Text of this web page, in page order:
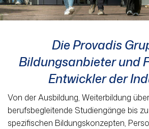
Die Provadis
Bildungsanbieter und
Entwickler der
Von der Ausbildung, Weiterbildung
berufsbegleitende Studien­gänge bis
spezifischen Bildungs­konzepten,